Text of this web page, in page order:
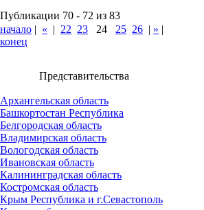
Публикации 70 - 72 из 83
начало | « | 22 23 24 25 26 | » |
конец
Представительства
Архангельская область
Башкортостан Республика
Белгородская область
Владимирская область
Вологодская область
Ивановская область
Калининградская область
Костромская область
Крым Республика и г.Севастополь